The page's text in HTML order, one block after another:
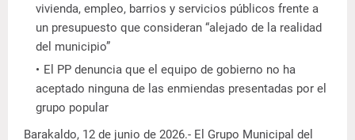
vivienda, empleo, barrios y servicios públicos frente a
un presupuesto que consideran “alejado de la realidad
del municipio”
El PP denuncia que el equipo de gobierno no ha
aceptado ninguna de las enmiendas presentadas por el
grupo popular
Barakaldo, 12 de junio de 2026.- El Grupo Municipal del